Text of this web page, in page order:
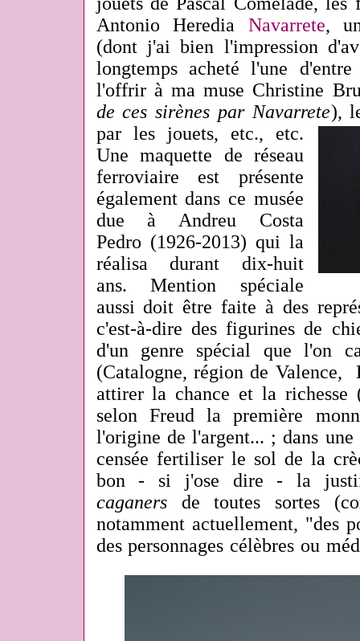
Antonio Heredia Navarrete,
(dont j'ai bien l'impression
longtemps acheté l'une
l'offrir à ma muse Christine
de ces sirènes par Navarrete),
par les jouets, etc., etc.
Une maquette de réseau
ferroviaire est présente
également dans ce musée
due à Andreu Costa
Pedro (1926-2013) qui la
réalisa durant dix-huit
ans. Mention spéciale
aussi doit être faite à des
c'est-à-dire des figurines de
d'un genre spécial que l'on
(Catalogne, région de Valence,
attirer la chance et la richesse
selon Freud la première
l'origine de l'argent... ; dans
censée fertiliser le sol de la
bon - si j'ose dire - la
caganers de toutes sortes
notamment actuellement, "des
des personnages célèbres ou